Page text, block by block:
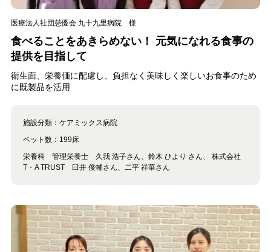
医療法人社団慈優会 九十九里病院 様
食べることをあきらめない！ 元気になれる食事の
提供を目指して
衛生面、栄養価に配慮し、負担なく美味しく楽しいお食事のため
に既製品を活用
施設分類： ケアミックス病院
ベット数： 199床
栄養科 管理栄養士 久我 浩子さん、鈴木 ひより さん、 株式会社
T・A TRUST 臼井 俊輔さん、二平 祥華さん